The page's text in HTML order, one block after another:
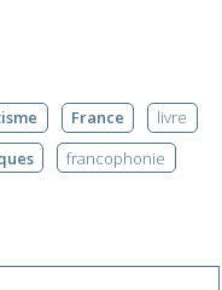
France
livre
francophonie